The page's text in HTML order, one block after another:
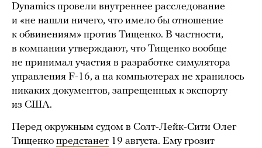
Dynamics провели внутреннее расследование
и «не нашли ничего, что имело бы отношение
к обвинениям» против Тищенко. В частности,
в компании утверждают, что Тищенко вообще
не принимал участия в разработке симулятора
управления F-16, а на компьютерах не хранилось
никаких документов, запрещенных к экспорту
из США.
Перед окружным судом в Солт-Лейк-Сити Олег
Тищенко предстанет 19 августа. Ему грозит